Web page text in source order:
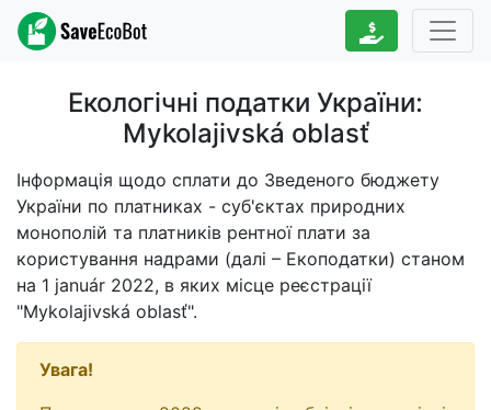
Екологічні податки України:
Mykolajivská oblasť
Інформація щодо сплати до Зведеного бюджету
України по платниках - суб'єктах природних
монополій та платників рентної плати за
користування надрами (далі – Екоподатки) станом
на 1 január 2022, в яких місце реєстрації
"Mykolajivská oblasť".
Увага!